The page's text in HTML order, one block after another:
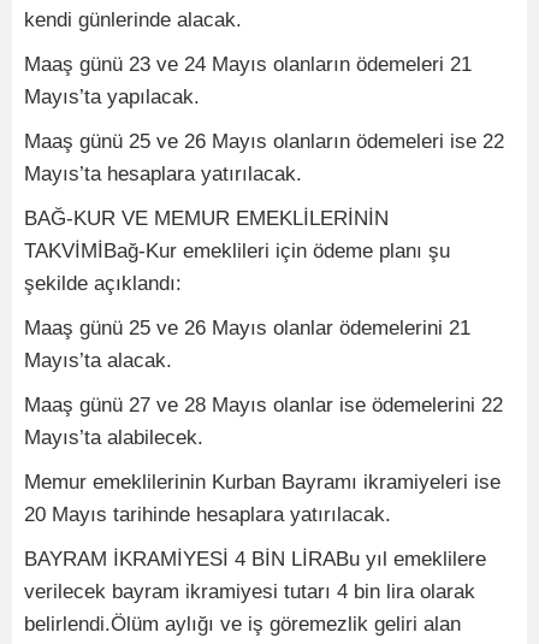
kendi günlerinde alacak.
Maaş günü 23 ve 24 Mayıs olanların ödemeleri 21
Mayıs’ta yapılacak.
Maaş günü 25 ve 26 Mayıs olanların ödemeleri ise 22
Mayıs’ta hesaplara yatırılacak.
BAĞ-KUR VE MEMUR EMEKLİLERİNİN
TAKVİMİBağ-Kur emeklileri için ödeme planı şu
şekilde açıklandı:
Maaş günü 25 ve 26 Mayıs olanlar ödemelerini 21
Mayıs’ta alacak.
Maaş günü 27 ve 28 Mayıs olanlar ise ödemelerini 22
Mayıs’ta alabilecek.
Memur emeklilerinin Kurban Bayramı ikramiyeleri ise
20 Mayıs tarihinde hesaplara yatırılacak.
BAYRAM İKRAMİYESİ 4 BİN LİRABu yıl emeklilere
verilecek bayram ikramiyesi tutarı 4 bin lira olarak
belirlendi.Ölüm aylığı ve iş göremezlik geliri alan